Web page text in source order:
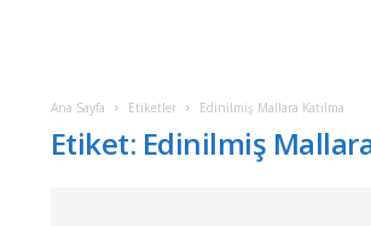
Ana Sayfa Etiketler Edinilmiş Mallara Katılma
Etiket: Edinilmiş